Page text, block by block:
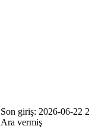
Son giriş: 2026-06-22
Ara vermiş